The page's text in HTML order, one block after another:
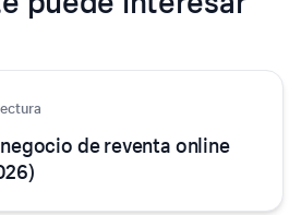
de reventa online